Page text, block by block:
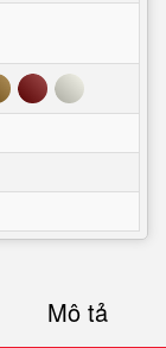
Đỏ Trắng
Mô tả